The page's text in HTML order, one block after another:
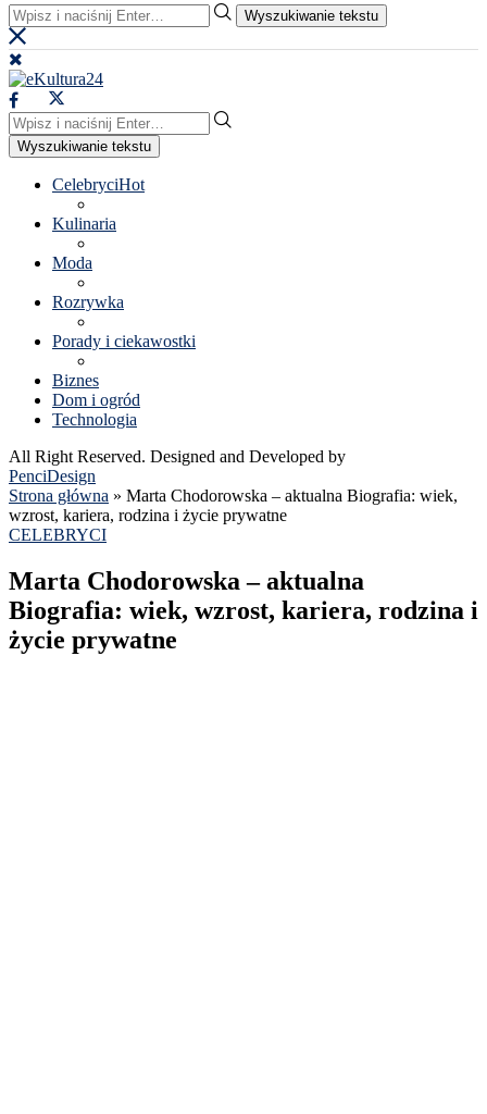
Wyszukiwanie tekstu
Wyszukiwanie tekstu
CelebryciHot
Kulinaria
Moda
Rozrywka
Porady i ciekawostki
Biznes
Dom i ogród
Technologia
All Right Reserved. Designed and Developed by
PenciDesign
Strona główna » Marta Chodorowska – aktualna Biografia: wiek,
wzrost, kariera, rodzina i życie prywatne
CELEBRYCI
Marta Chodorowska – aktualna
Biografia: wiek, wzrost, kariera, rodzina i
życie prywatne